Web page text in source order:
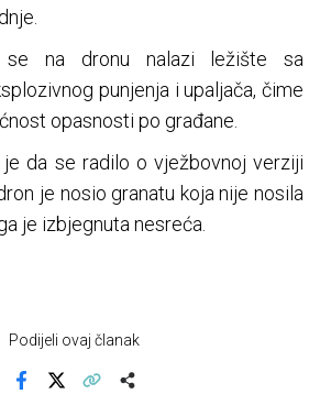
se na dronu nalazi ležište sa
punjenja i upaljača, čime
opasnosti po građane.
je da se radilo o vježbovnoj verziji
je nosio granatu koja nije nosila
je izbjegnuta nesreća.
Podijeli ovaj članak